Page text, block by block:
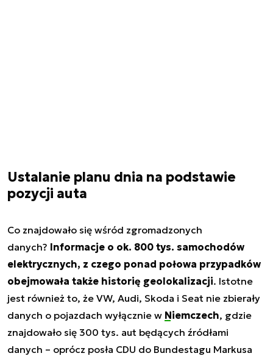
Ustalanie planu dnia na podstawie
pozycji auta
Co znajdowało się wśród zgromadzonych
danych? Informacje o ok. 800 tys. samochodów
elektrycznych, z czego ponad połowa przypadków
obejmowała także historię geolokalizacji. Istotne
jest również to, że VW, Audi, Skoda i Seat nie zbierały
danych o pojazdach wyłącznie w Niemczech, gdzie
znajdowało się 300 tys. aut będących źródłami
danych – oprócz posła CDU do Bundestagu Markusa